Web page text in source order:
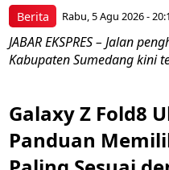
Berita Rabu, 5 Agu 2026 -
JABAR EKSPRES – Jalan
Kabupaten Sumedang kini
Galaxy Z Fold8
Panduan